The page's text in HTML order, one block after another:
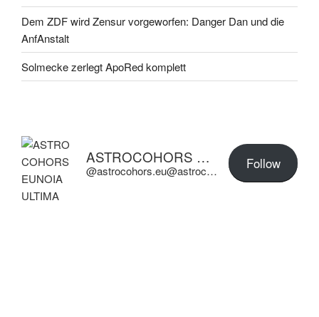
Dem ZDF wird Zensur vorgeworfen: Danger Dan und die
AnfAnstalt
Solmecke zerlegt ApoRed komplett
ASTROCOHORS EUNOIA ULTIMA
@astrocohors.eu@astrocohors.eu Follow